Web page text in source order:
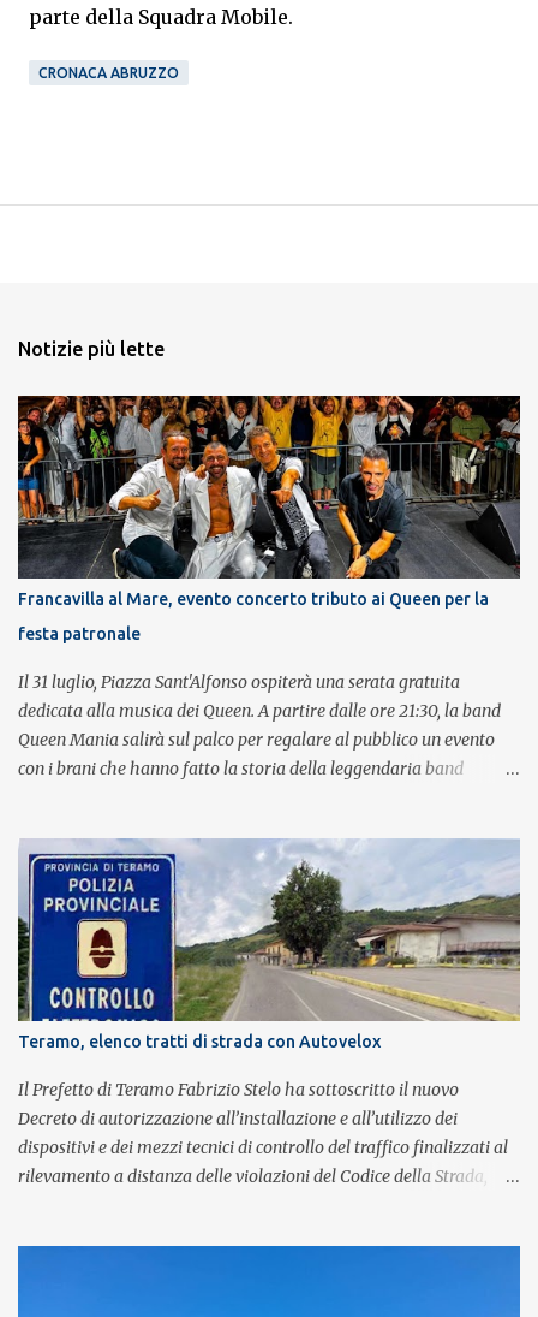
parte della Squadra Mobile.
CRONACA ABRUZZO
Notizie più lette
Francavilla al Mare, evento concerto tributo ai Queen per la
festa patronale
Il 31 luglio, Piazza Sant'Alfonso ospiterà una serata gratuita
dedicata alla musica dei Queen. A partire dalle ore 21:30, la band
Queen Mania salirà sul palco per regalare al pubblico un evento
con i brani che hanno fatto la storia della leggendaria band
con grande successo la passione e l'energia del celebre gruppo. Lo
spettacolo si inserisce nell'ambito dei festeggiamenti in onore di
Sant'Alfonso, il santo patrono della città. La formazione sul palco è
composta da Simone Fortuna alla batteria e voce, Fabrizio
Palermo al basso e voce, Tiziano Giampieri alla chitarra e voce, e
Salvo Vinci alla voce. Salvo Vinci è la voce scelta direttamente da
Brian May e Roger Taylor per il musical We Will Rock You.
Teramo, elenco tratti di strada con Autovelox
Il Prefetto di Teramo Fabrizio Stelo ha sottoscritto il nuovo
Decreto di autorizzazione all’installazione e all’utilizzo dei
dispositivi e dei mezzi tecnici di controllo del traffico finalizzati al
rilevamento a distanza delle violazioni del Codice della Strada,